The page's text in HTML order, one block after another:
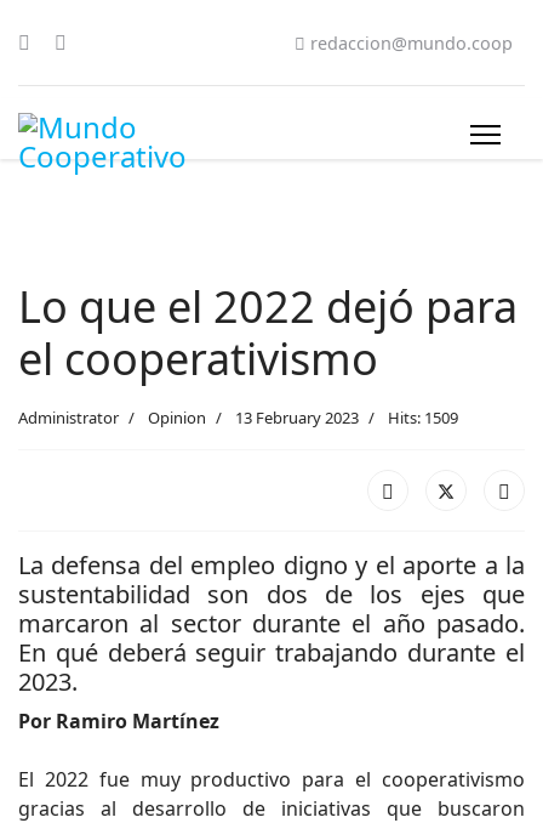
redaccion@mundo.coop
Lo que el 2022 dejó para
el cooperativismo
Administrator Opinion 13 February 2023 Hits: 1509
La defensa del empleo digno y el aporte a la
sustentabilidad son dos de los ejes que
marcaron al sector durante el año pasado.
En qué deberá seguir trabajando durante el
2023.
Por Ramiro Martínez
El 2022 fue muy productivo para el cooperativismo
gracias al desarrollo de iniciativas que buscaron